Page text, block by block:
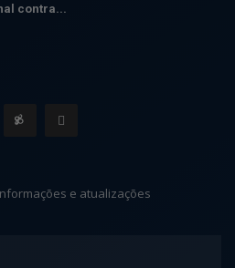
contra...
e atualizações